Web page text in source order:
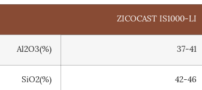
ZICOCAST IS1000-LI
Al2O3(%) 37-41
SiO2(%) 42-46